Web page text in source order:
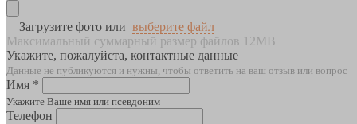
Загрузите фото или выберите файл
Максимальный суммарный размер файлов 12MB
Укажите, пожалуйста, контактные данные
Данные не публикуются и нужны, чтобы ответить на ваш отзыв или вопрос
Имя *
Укажите Ваше имя или псевдоним
Телефон